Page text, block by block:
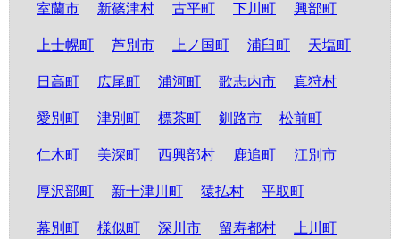
室蘭市 新篠津村 古平町 下川町 興部町
上士幌町 芦別市 上ノ国町 浦臼町 天塩町
日高町 広尾町 浦河町 歌志内市 真狩村
愛別町 津別町 標茶町 釧路市 松前町
仁木町 美深町 西興部村 鹿追町 江別市
厚沢部町 新十津川町 猿払村 平取町
幕別町 様似町 深川市 留寿都村 上川町